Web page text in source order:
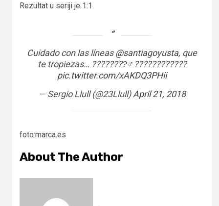
Rezultat u seriji je 1:1.
Cuidado con las líneas@santiagoyusta, que
te tropiezas… ????????‍♂????????????
pic.twitter.com/xAKDQ3PHii
— Sergio Llull (@23Llull)April 21, 2018
foto:marca.es
About The Author